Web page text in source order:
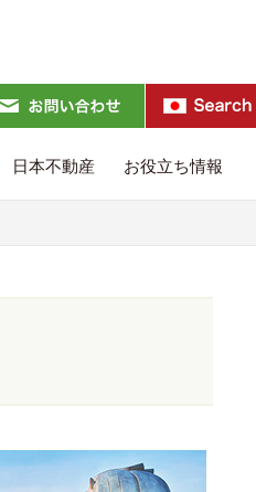
日本不動産 お役立ち情報